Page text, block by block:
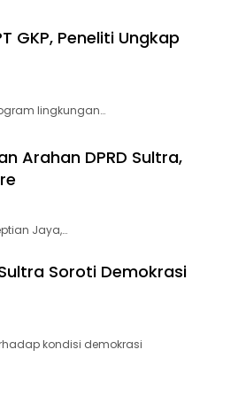
GKP, Peneliti Ungkap
lingkungan…
Arahan DPRD Sultra,
Jaya,…
Soroti Demokrasi
kondisi demokrasi